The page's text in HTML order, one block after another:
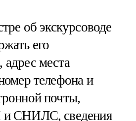
об экскурсоводе
его
места
телефона и
почты,
СНИЛС, сведения